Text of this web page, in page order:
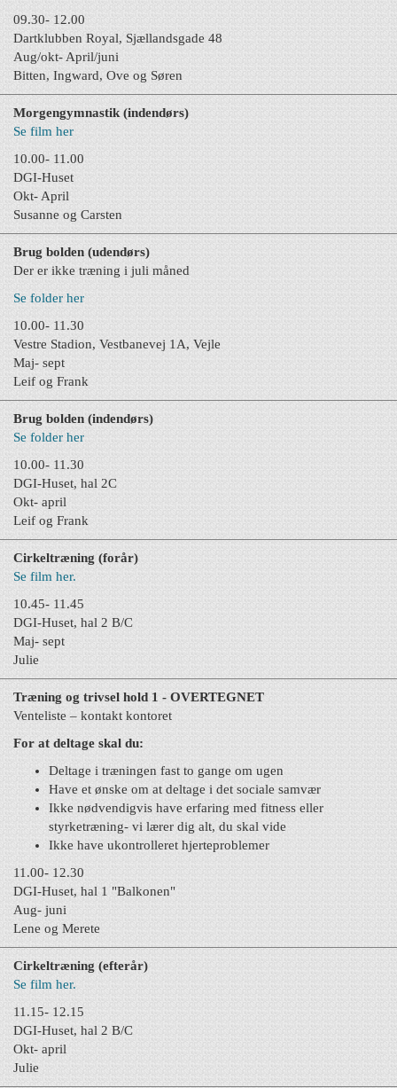
09.30- 12.00
Dartklubben Royal, Sjællandsgade 48
Aug/okt- April/juni
Bitten, Ingward, Ove og Søren
Morgengymnastik (indendørs)
Se film her
10.00- 11.00
DGI-Huset
Okt- April
Susanne og Carsten
Brug bolden (udendørs)
Der er ikke træning i juli måned
Se folder her
10.00- 11.30
Vestre Stadion, Vestbanevej 1A, Vejle
Maj- sept
Leif og Frank
Brug bolden (indendørs)
Se folder her
10.00- 11.30
DGI-Huset, hal 2C
Okt- april
Leif og Frank
Cirkeltræning (forår)
Se film her.
10.45- 11.45
DGI-Huset, hal 2 B/C
Maj- sept
Julie
Træning og trivsel hold 1 - OVERTEGNET
Venteliste – kontakt kontoret
For at deltage skal du:
Deltage i træningen fast to gange om ugen
Have et ønske om at deltage i det sociale samvær
Ikke nødvendigvis have erfaring med fitness eller
styrketræning- vi lærer dig alt, du skal vide
Ikke have ukontrolleret hjerteproblemer
11.00- 12.30
DGI-Huset, hal 1 "Balkonen"
Aug- juni
Lene og Merete
Cirkeltræning (efterår)
Se film her.
11.15- 12.15
DGI-Huset, hal 2 B/C
Okt- april
Julie